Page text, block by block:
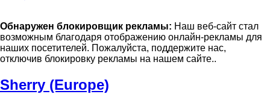
Обнаружен блокировщик рекламы: Наш веб-сайт стал
возможным благодаря отображению онлайн-рекламы для
наших посетителей. Пожалуйста, поддержите нас,
отключив блокировку рекламы на нашем сайте..
Sherry (Europe)